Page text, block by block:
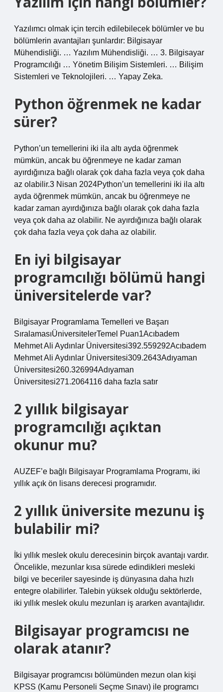
Yazılımcı olmak için tercih edilebilecek bölümler ve bu
bölümlerin avantajları şunlardır: Bilgisayar
Mühendisliği. … Yazılım Mühendisliği. … 3. Bilgisayar
Programcılığı … Yönetim Bilişim Sistemleri. … Bilişim
Sistemleri ve Teknolojileri. … Yapay Zeka.
Python öğrenmek ne kadar
sürer?
Python’un temellerini iki ila altı ayda öğrenmek
mümkün, ancak bu öğrenmeye ne kadar zaman
ayırdığınıza bağlı olarak çok daha fazla veya çok daha
az olabilir.3 Nisan 2024Python’un temellerini iki ila altı
ayda öğrenmek mümkün, ancak bu öğrenmeye ne
kadar zaman ayırdığınıza bağlı olarak çok daha fazla
veya çok daha az olabilir. Ne ayırdığınıza bağlı olarak
çok daha fazla veya çok daha az olabilir.
En iyi bilgisayar
programcılığı bölümü hangi
üniversitelerde var?
Bilgisayar Programlama Temelleri ve Başarı
SıralamasıÜniversitelerTemel Puan1Acıbadem
Mehmet Ali Aydınlar Üniversitesi392.559292Acıbadem
Mehmet Ali Aydınlar Üniversitesi309.2643Adıyaman
Üniversitesi260.326994Adıyaman
Üniversitesi271.2064116 daha fazla satır
2 yıllık bilgisayar
programcılığı açıktan
okunur mu?
AUZEF’e bağlı Bilgisayar Programlama Programı, iki
yıllık açık ön lisans derecesi programıdır.
2 yıllık üniversite mezunu iş
bulabilir mi?
İki yıllık meslek okulu derecesinin birçok avantajı vardır.
Öncelikle, mezunlar kısa sürede edindikleri mesleki
bilgi ve beceriler sayesinde iş dünyasına daha hızlı
entegre olabilirler. Talebin yüksek olduğu sektörlerde,
iki yıllık meslek okulu mezunları iş ararken avantajlıdır.
Bilgisayar programcısı ne
olarak atanır?
Bilgisayar programcısı bölümünden mezun olan kişi
KPSS (Kamu Personeli Seçme Sınavı) ile programcı